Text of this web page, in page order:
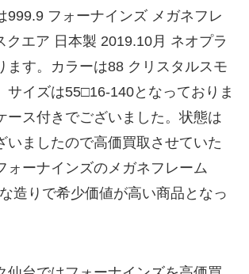
999.9 フォーナインズ メガネフレ
クエア 日本製 2019.10月 ネオプラ
ます。カラーは88 クリスタルスモ
サイズは55□16-140となっておりま
ース付きでございました。状態は
いましたので高価買取させていた
ォーナインズのメガネフレーム
造りで希少価値が高い商品となっ